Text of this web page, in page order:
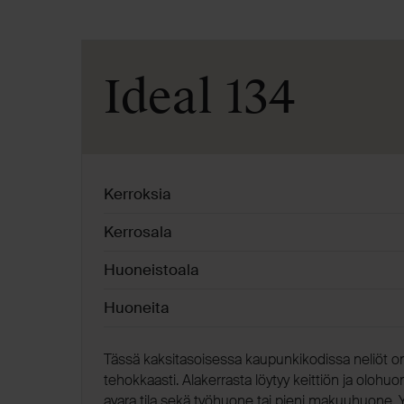
Ideal 134
Kerroksia
Kerrosala
Huoneistoala
Huoneita
Tässä kaksitasoisessa kaupunkikodissa neliöt
tehokkaasti. Alakerrasta löytyy keittiön ja